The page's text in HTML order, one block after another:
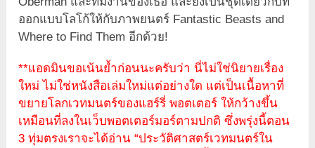
ออกแบบโลโก้ให้กับภาพยนตร์ Fantastic Beasts and
Where to Find Them อีกด้วย!
**แอดมินขอเน้นย้ำก่อนนะครับว่า นี่ไม่ใช่นิยายเรื่อง
ใหม่ ไม่ใช่หนังสือเล่มใหม่แต่อย่างใด แต่เป็นเนื้อหาที่
ขยายโลกเวทมนตร์ของแฮร์รี่ พอตเตอร์ ให้กว้างขึ้น
เหมือนที่ลงในเว็บพอตเตอร์มอร์ตามปกติ ซึ่งพรุ่งนี้ตอน
3 ทุ่มตรงเราจะได้อ่าน “ประวัติศาสตร์เวทมนตร์ใน